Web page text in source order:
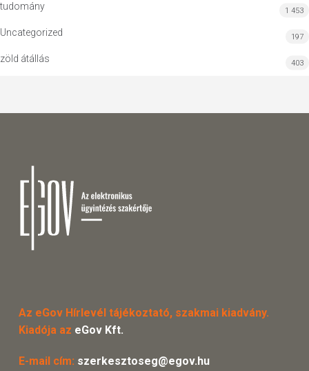
tudomány 1 453
Uncategorized 197
zöld átállás 403
Az eGov Hírlevél tájékoztató, szakmai kiadvány.
Kiadója az eGov Kft.
E-mail cím: szerkesztoseg@egov.hu